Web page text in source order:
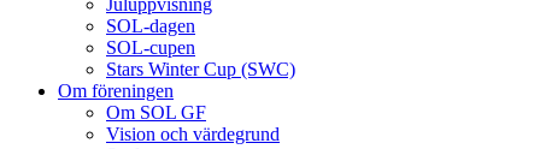
Juluppvisning
SOL-dagen
SOL-cupen
Stars Winter Cup (SWC)
Om föreningen
Om SOL GF
Vision och värdegrund